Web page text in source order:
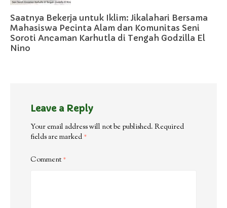
Saatnya Bekerja untuk Iklim: Jikalahari Bersama
Mahasiswa Pecinta Alam dan Komunitas Seni
Soroti Ancaman Karhutla di Tengah Godzilla El
Nino
Leave a Reply
Your email address will not be published. Required
fields are marked *
Comment*